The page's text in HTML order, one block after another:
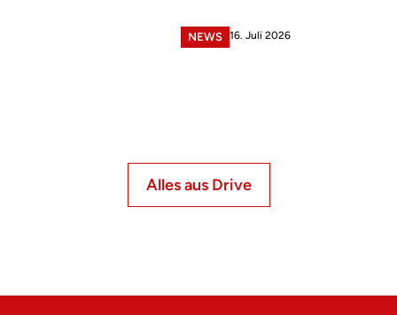
NEWS 16. Juli 2026
Alles aus Drive